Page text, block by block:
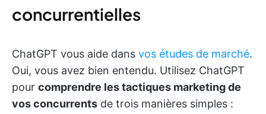
concurrentielles
ChatGPT vous aide dans vos études de marché.
Oui, vous avez bien entendu. Utilisez ChatGPT
pour comprendre les tactiques marketing de
vos concurrents de trois manières simples :